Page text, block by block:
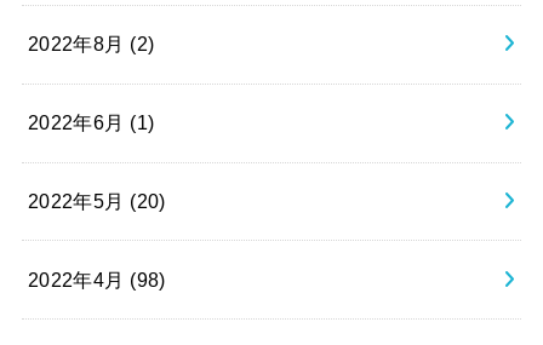
2022年8月 (2)
2022年6月 (1)
2022年5月 (20)
2022年4月 (98)